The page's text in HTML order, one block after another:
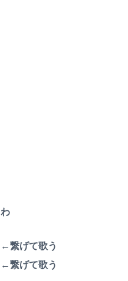
←繋げて歌う
←繋げて歌う